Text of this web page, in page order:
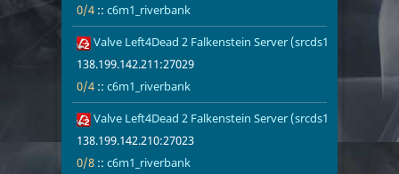
0/4 :: c6m1_riverbank
Valve Left4Dead 2 Falkenstein Server (srcds1004-fsn-
138.199.142.211:27029
0/4 :: c6m1_riverbank
Valve Left4Dead 2 Falkenstein Server (srcds1005-fsn-
138.199.142.210:27023
0/8 :: c6m1_riverbank